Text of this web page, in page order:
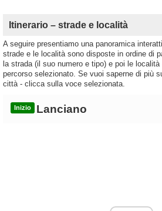
Itinerario – strade e località
A seguire presentiamo una panoramica
strade e le località sono disposte in ordine di
la strada (il suo numero e tipo) e poi le località
percorso selezionato. Se vuoi saperne di più
città - clicca sulla voce selezionata.
Inizio Lanciano